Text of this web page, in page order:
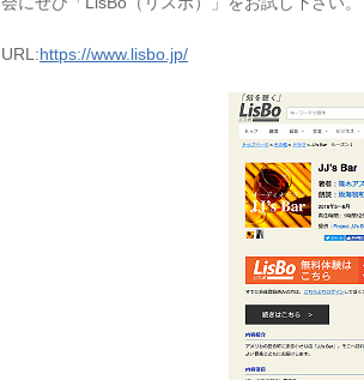
URL:https://www.lisbo.jp/